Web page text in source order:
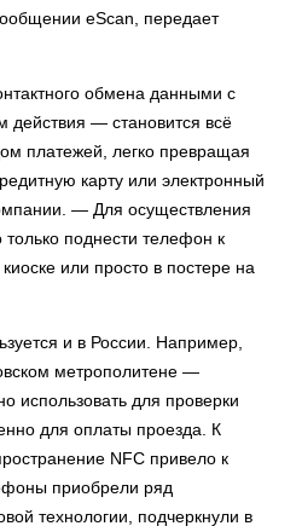
eScan, передает
обмена данными с
— становится всё
платежей, легко превращая
карту или электронный
— Для осуществления
поднести телефон к
или просто в постере на
и в России. Например,
метрополитене —
использовать для проверки
для оплаты проезда. К
NFC привело к
приобрели ряд
технологии, подчеркнули в